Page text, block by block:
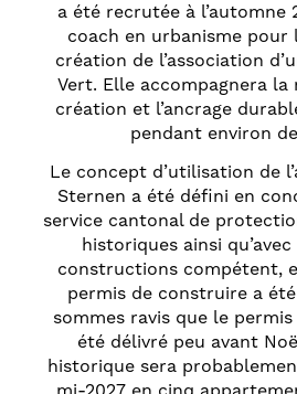
a été recrutée à l’automne
coach en urbanisme pour
création de l’association
Vert. Elle accompagnera la
création et l’ancrage
pendant environ
Le concept d’utilisation de
Sternen a été défini en
service cantonal de
historiques ainsi
constructions compétent,
permis de construire a
sommes ravis que le
été délivré peu avant
historique sera